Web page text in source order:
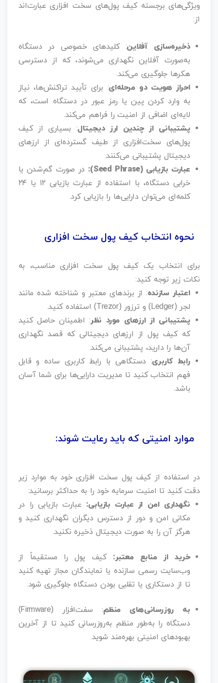
ویژگی‌های برجسته کیف پول‌های سخت‌ افزاری عبارت‌اند
از:
ذخیره‌سازی آفلاین: کلیدهای خصوصی در دستگاه
به‌صورت آفلاین نگهداری می‌شوند، که از دسترسی
هکرها جلوگیری می‌کند.
احراز هویت دو مرحله‌ای: برای تأیید تراکنش‌ها، نیاز
به وارد کردن پین یا رمز عبور در دستگاه است، که
لایه‌ای اضافی از امنیت را فراهم می‌کند.
پشتیبانی از چندین ارز دیجیتال: بسیاری از کیف
پول‌های سخت‌افزاری از طیف گسترده‌ای از ارزهای
دیجیتال پشتیبانی می‌کنند.
عبارت بازیابی (Seed Phrase):
در صورت گم‌شدن یا
خرابی دستگاه، با استفاده از عبارت بازیابی ۱۲ یا ۲۴
کلمه‌ای می‌توان دارایی‌ها را بازیابی کرد.
نحوه انتخاب کیف پول سخت افزاری
برای انتخاب یک کیف پول سخت‌ افزاری مناسب، به
نکات زیر توجه کنید:
اعتبار سازنده: از برندهای معتبر و شناخته‌ شده مانند
لجر (Ledger) و ترزور (Trezor) استفاده کنید.
پشتیبانی از ارزهای مورد نظر: اطمینان حاصل کنید
که کیف پول از ارزهای دیجیتالی که قصد نگهداری
آن‌ها را دارید، پشتیبانی می‌کند.
رابط کاربری: دستگاهی با رابط کاربری ساده و قابل‌
فهم انتخاب کنید تا مدیریت دارایی‌ها برای شما آسان
باشد.
موارد امنیتی که باید رعایت شوند:
در استفاده از کیف پول سخت‌ افزاری خود به موارد زیر
دقت کنید تا امنیت سرمایه خود را به حداکثر برسانید:
نگهداری امن از عبارت بازیابی: عبارت بازیابی را در
مکانی امن و دور از دسترس دیگران نگهداری کنید و
هرگز آن را به‌ صورت دیجیتال ذخیره نکنید.
خرید از منابع معتبر: کیف پول را مستقیماً از
وب‌سایت رسمی سازنده یا نمایندگان مجاز تهیه کنید
تا از دستکاری یا تقلبی بودن دستگاه جلوگیری شود.
به‌ روزرسانی‌های منظم
: سفت‌افزار (Firmware)
دستگاه را به‌طور منظم به‌روزرسانی کنید تا از آخرین
بهبودهای امنیتی بهره‌مند شوید.